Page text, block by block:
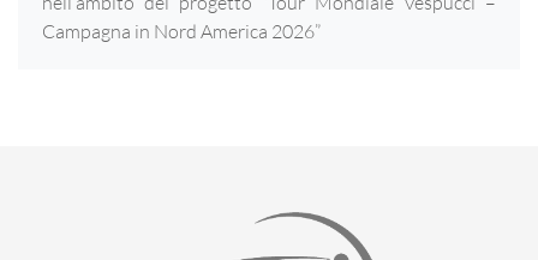
Campagna in Nord America 2026”